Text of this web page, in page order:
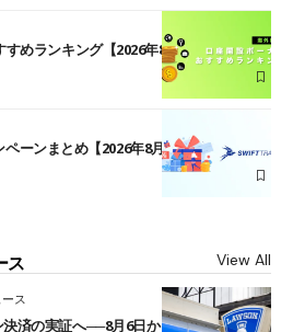
めランキング【2026年8月最新】
ーンまとめ【2026年8月最新】
ス View All
ス
済の実証へ──8月6日からJPYCやUSDC対